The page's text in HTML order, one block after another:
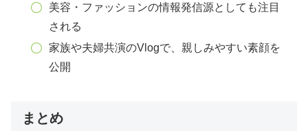
美容・ファッションの情報発信源としても注目
される
家族や夫婦共演のVlogで、親しみやすい素顔を
公開
まとめ